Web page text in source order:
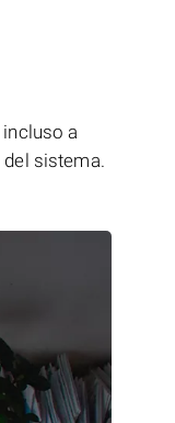
a
sistema.